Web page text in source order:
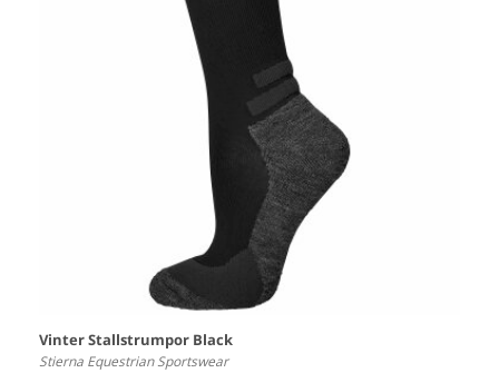
Vinter Stallstrumpor Black
Stierna Equestrian Sportswear